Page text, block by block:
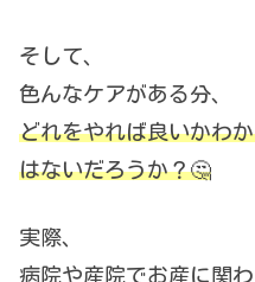
そして、
色んなケアがある分、
どれをやれば良いかわ
はないだろうか？🤔
実際、
病院や産院でお産に関